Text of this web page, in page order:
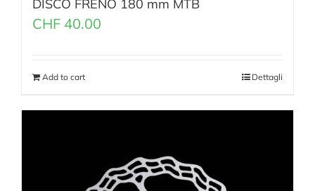
DISCO FRENO 180 mm MTB
CHF 40.00
Add to cart Dettagli